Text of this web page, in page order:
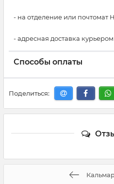
- на отделение или почтомат
- адресная доставка
Способы оплаты
Поделиться: